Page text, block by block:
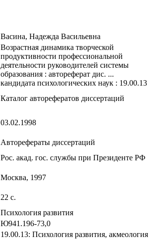
Васина, Надежда Васильевна
Возрастная динамика творческой
продуктивности профессиональной
деятельности руководителей системы
образования : автореферат дис. ...
кандидата психологических наук : 19.00.13
Каталог авторефератов диссертаций
03.02.1998
Авторефераты диссертаций
Рос. акад. гос. службы при Президенте РФ
Москва, 1997
22 с.
Психология развития
Ю941.196-73,0
19.00.13: Психология развития, акмеология